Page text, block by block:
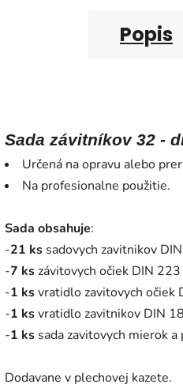
Popis
Sada závitníkov 32 -
Určená na opravu alebo
Na profesionalne použitie.
Sada obsahuje:
-21 ks sadovych zavitnikov
-7 kszávitovych očiek DIN
-1 ksvratidlo zavitovych očiek
-1 ksvratidlo zavitnikov DIN
-1 ks sada zavitovych mierok
Dodavane v plechovej kazete.